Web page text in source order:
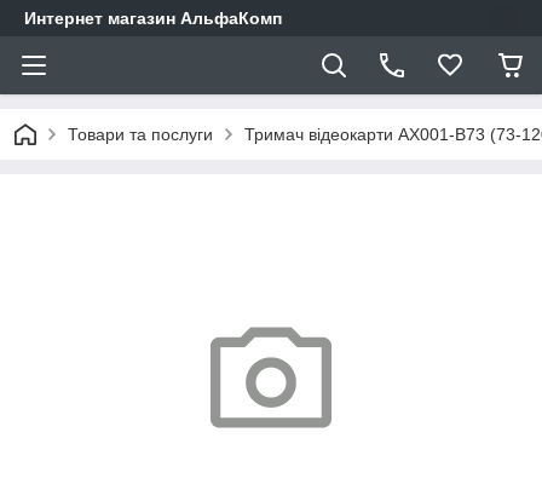
Интернет магазин АльфаКомп
Товари та послуги Тримач відеокарти AX001-B73 (73-